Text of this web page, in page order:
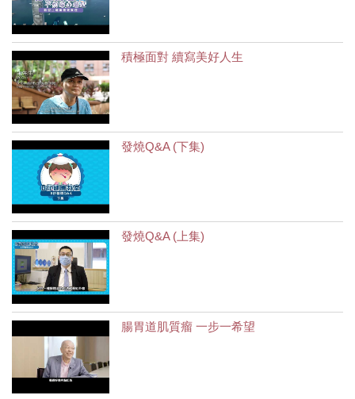
積極面對 續寫美好人生
發燒Q&A (下集)
發燒Q&A (上集)
腸胃道肌質瘤 一步一希望